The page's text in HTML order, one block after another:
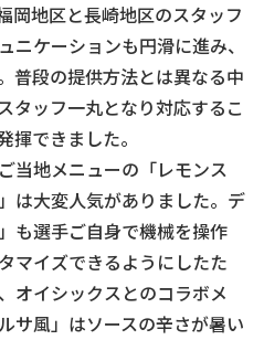
岡地区と長崎地区のスタッフ
ニケーションも円滑に進み、
普段の提供方法とは異なる中
タッフ一丸となり対応するこ
揮できました。
当地メニューの「レモンス
は大変人気がありました。デ
も選手ご自身で機械を操作
マイズできるようにしたた
オイシックスとのコラボメ
サ風」はソースの辛さが暑い